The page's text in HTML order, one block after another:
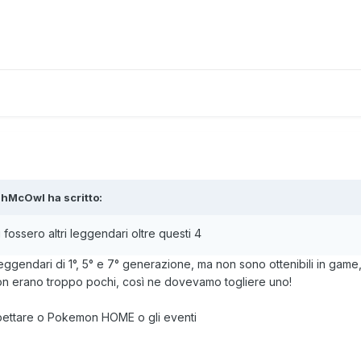
ha scritto:
altri leggendari oltre questi 4
di 1°, 5° e 7° generazione, ma non sono ottenibili in
erano troppo pochi, così ne dovevamo togliere uno!
o Pokemon HOME o gli eventi